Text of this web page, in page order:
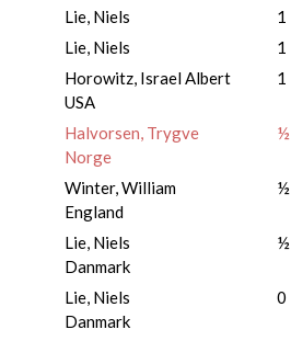
Lie, Niels
1
Lie, Niels
1
Horowitz, Israel Albert
USA
1
Halvorsen, Trygve
Norge
½
Winter, William
England
½
Lie, Niels
Danmark
½
Lie, Niels
Danmark
0